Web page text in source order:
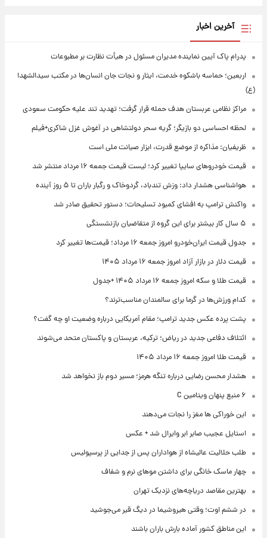
آخرین اخبار
پدرام پاک آیین نماینده مدیران مسئول در هیأت نظارت بر مطبوعات
اربعین؛ حماسه باشکوه خدمت، ایثار و نجات جان انسان‌ها در مکتب سیدالشهدا
(ع)
مراکز نظامی عربستان هدف حمله قرار گرفت؛ تهدید تند علیه حکومت سعودی
لحظه احساسی دو بازیگر؛ گریه سحر دولتشاهی در آغوش غزل شاکری+فیلم
ظریفیان: مذاکره از موضع قدرت، ابزار صیانت ملی است
قیمت خودروهای سایپا تغییر کرد؛ لیست قیمت جمعه ۱۶ مرداد منتشر شد
هواشناسی هشدار داد: وزش تندباد، گردوخاک و رگبار باران تا ۵ روز آینده
واکنش ترامپ به افشای کمبود تسلیحات؛ دستور تحقیق صادر شد
۵ سال کار بیشتر برای این گروه از متقاضیان بازنشستگی
جدول قیمت ایران‌خودرو امروز جمعه ۱۶ مرداد؛ قیمت‌ها تغییر کرد
قیمت دلار در بازار آزاد امروز جمعه ۱۶ مرداد ۱۴۰۵
قیمت طلا و سکه امروز جمعه ۱۶ مرداد ۱۴۰۵ +جدول
کدام ورزش‌ها در گرما برای سالمندان مناسب‌ترند؟
پشت پرده عکس جدید ترامپ؛ مقام آمریکایی درباره وضعیت او چه گفت؟
ائتلاف دفاعی جدید در ریاض؛ ترکیه، عربستان و پاکستان متحد می‌شوند
قیمت طلا امروز جمعه ۱۶ مرداد ۱۴۰۵
هشدار محسن رضایی درباره تنگه هرمز؛ مسیر دوم باز نخواهد شد
۶ منبع پنهان ویتامین C
این خوراکی ها مغز را نجات می‌دهند
استایل عجیب صابر ابر وایرال شد + عکس
طلب حلالیت عالیشاه از هواداران پس از جدایی از پرسپولیس
چهار ماسک خانگی برای داشتن موهای نرم و شفاف
بهترین مقاصد دریاچه‌های نزدیک تهران
در ششم اوت؛ وقتی هیروشیما در دیگ قیر می‌جوشید
این مناطق کشور آماده بارش باران باشند